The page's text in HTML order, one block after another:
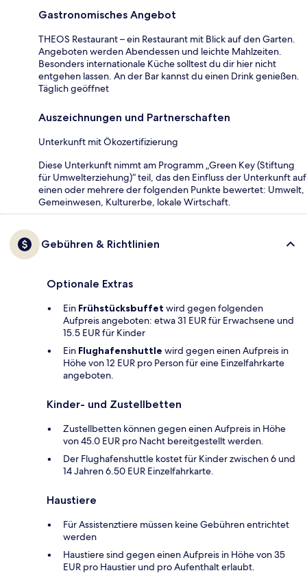
Gastronomisches Angebot
THEOS Restaurant – ein Restaurant mit Blick auf den Garten.
Angeboten werden Abendessen und leichte Mahlzeiten.
Besonders internationale Küche solltest du dir hier nicht
entgehen lassen. An der Bar kannst du einen Drink genießen.
Täglich geöffnet
Auszeichnungen und Partnerschaften
Unterkunft mit Ökozertifizierung
Diese Unterkunft nimmt am Programm „Green Key (Stiftung
für Umwelterziehung)“ teil, das den Einfluss der Unterkunft auf
einen oder mehrere der folgenden Punkte bewertet: Umwelt,
Gemeinwesen, Kulturerbe, lokale Wirtschaft.
Gebühren & Richtlinien
Optionale Extras
Ein Frühstücksbuffet wird gegen folgenden
Aufpreis angeboten: etwa 31 EUR für Erwachsene und
15.5 EUR für Kinder
Ein Flughafenshuttle wird gegen einen Aufpreis in
Höhe von 12 EUR pro Person für eine Einzelfahrkarte
angeboten.
Kinder- und Zustellbetten
Zustellbetten können gegen einen Aufpreis in Höhe
von 45.0 EUR pro Nacht bereitgestellt werden.
Der Flughafenshuttle kostet für Kinder zwischen 6 und
14 Jahren 6.50 EUR Einzelfahrkarte.
Haustiere
Für Assistenztiere müssen keine Gebühren entrichtet
werden
Haustiere sind gegen einen Aufpreis in Höhe von 35
EUR pro Haustier und pro Aufenthalt erlaubt.